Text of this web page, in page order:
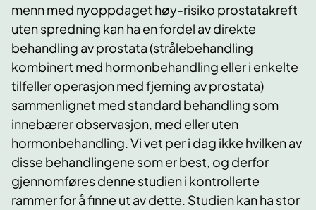
menn med nyoppdaget høy-risiko prostatakreft
uten spredning kan ha en fordel av direkte
behandling av prostata (strålebehandling
kombinert med hormonbehandling eller i enkelte
tilfeller operasjon med fjerning av prostata)
sammenlignet med standard behandling som
innebærer observasjon, med eller uten
hormonbehandling. Vi vet per i dag ikke hvilken av
disse behandlingene som er best, og derfor
gjennomføres denne studien i kontrollerte
rammer for å finne ut av dette. Studien kan ha stor